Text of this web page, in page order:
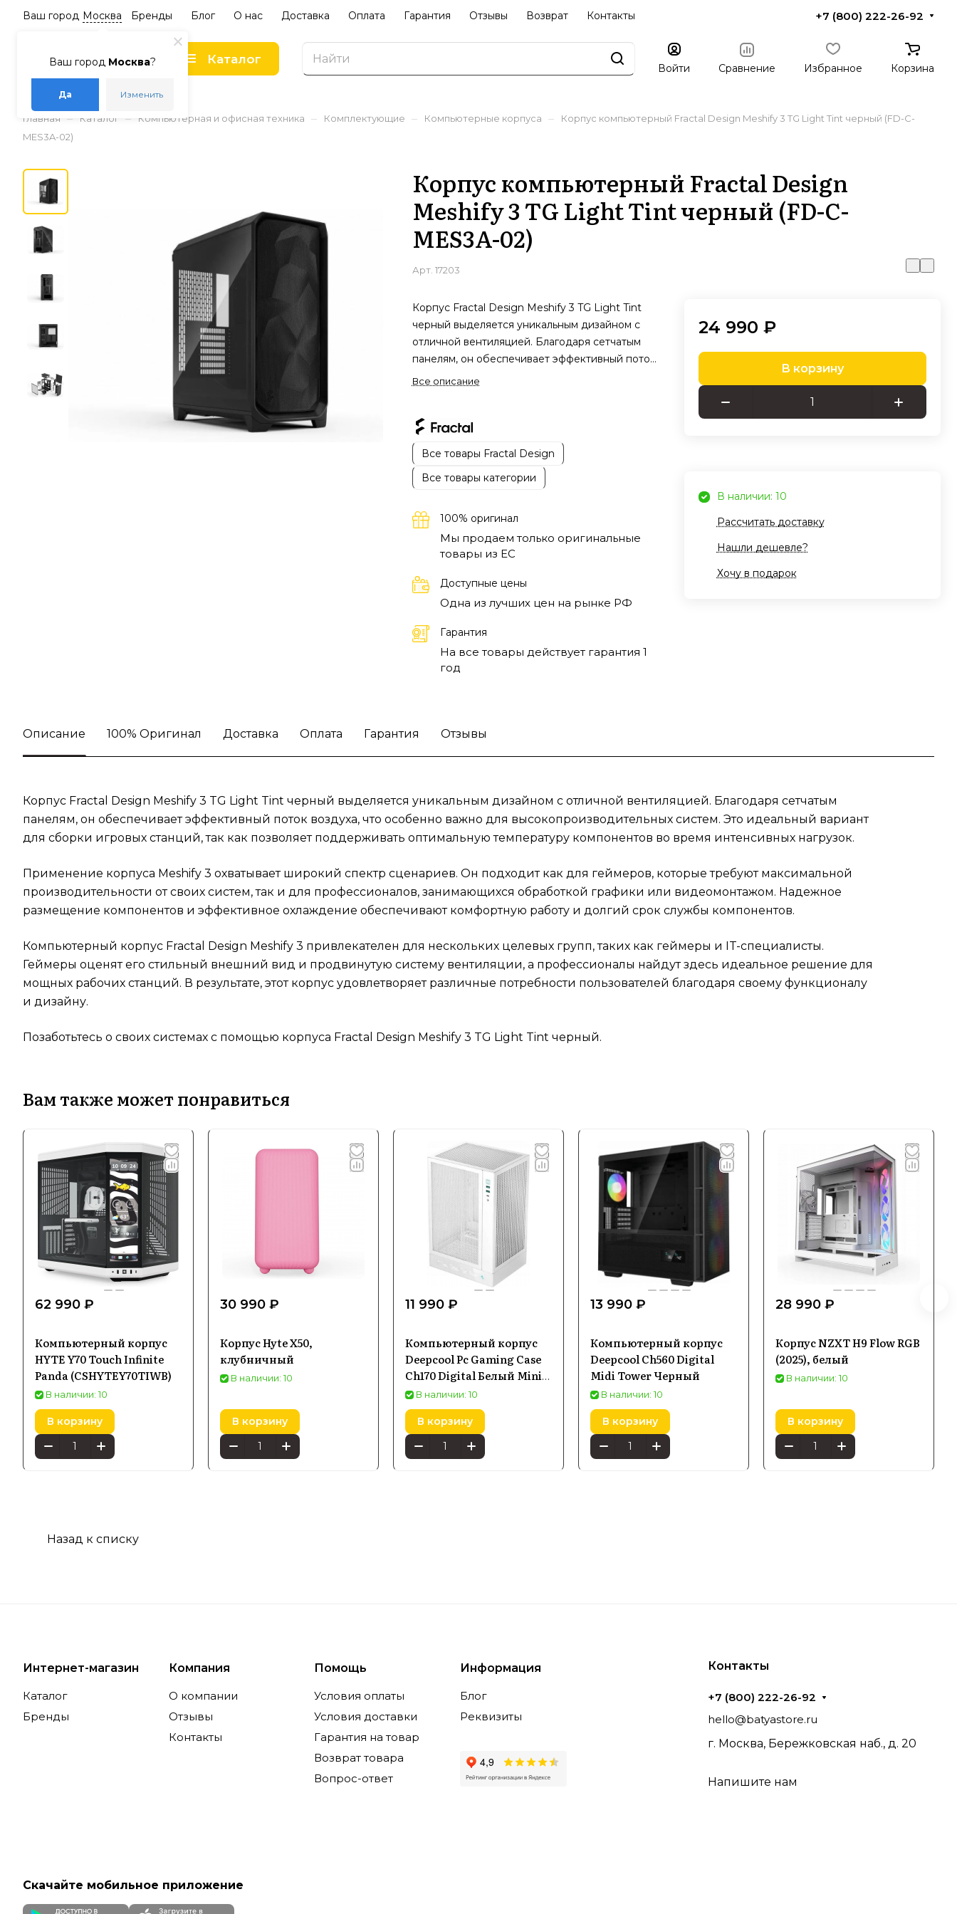
Ваш город Москва?
Да Изменить
Ваш город Москва Бренды Блог О нас Доставка Оплата Гарантия Отзывы Возврат Контакты +7 (800) 222-26-92
Каталог
Войти Сравнение Избранное Корзина
Главная – Каталог – Компьютерная и офисная техника – Комплектующие – Компьютерные корпуса –
Корпус компьютерный Fractal Design Meshify 3 TG Light Tint черный (FD-C-
MES3A-02)
Корпус компьютерный Fractal Design
Meshify 3 TG Light Tint черный (FD-C-
MES3A-02)
Арт. 17203
Корпус Fractal Design Meshify 3 TG Light Tint
черный выделяется уникальным дизайном с
отличной вентиляцией. Благодаря сетчатым
панелям, он обеспечивает эффективный поток
воздуха, что особенно важно для
станций, так как позволяет поддерживать
оптимальную температуру компонентов во
время интенсивных нагрузок.Применение
корпуса Meshify 3 охватывает широкий спектр
которые требуют максимальной
производительности от своих систем, так и для
профессионалов, занимающихся обработкой
графики или видеомонтажом. Надежное
размещение компонентов и эффективное
охлаждение обеспечивают комфортную работу
компонентов.Компьютерный корпус Fractal
Design Meshify 3 привлекателен для
нескольких целевых групп, таких как геймеры и
идеальное решение для мощных рабочих
и дизайну.Позаботьтесь о своих системах с
помощью корпуса Fractal Design Meshify 3 TG
Light Tint черный.
Все описание
Все товары Fractal Design
Все товары категории
100% оригинал
Мы продаем только оригинальные
товары из EC
Доступные цены
Одна из лучших цен на рынке РФ
Гарантия
На все товары действует гарантия 1
год
24 990 ₽
В корзину
В наличии: 10
Рассчитать доставку
Нашли дешевле?
Хочу в подарок
Описание 100% Оригинал Доставка Оплата Гарантия Отзывы
Корпус Fractal Design Meshify 3 TG Light Tint черный выделяется уникальным дизайном с отличной вентиляцией. Благодаря сетчатым
панелям, он обеспечивает эффективный поток воздуха, что особенно важно для высокопроизводительных систем. Это идеальный вариант
для сборки игровых станций, так как позволяет поддерживать оптимальную температуру компонентов во время интенсивных нагрузок.
Применение корпуса Meshify 3 охватывает широкий спектр сценариев. Он подходит как для геймеров, которые требуют максимальной
производительности от своих систем, так и для профессионалов, занимающихся обработкой графики или видеомонтажом. Надежное
размещение компонентов и эффективное охлаждение обеспечивают комфортную работу и долгий срок службы компонентов.
Компьютерный корпус Fractal Design Meshify 3 привлекателен для нескольких целевых групп, таких как геймеры и IT-специалисты.
Геймеры оценят его стильный внешний вид и продвинутую систему вентиляции, а профессионалы найдут здесь идеальное решение для
мощных рабочих станций. В результате, этот корпус удовлетворяет различные потребности пользователей благодаря своему функционалу
и дизайну.
Позаботьтесь о своих системах с помощью корпуса Fractal Design Meshify 3 TG Light Tint черный.
Вам также может понравиться
62 990 ₽
Компьютерный корпус
HYTE Y70 Touch Infinite
Panda (CSHYTEY70TIWB)
В наличии: 10
В корзину
30 990 ₽
Корпус Hyte X50,
клубничный
В наличии: 10
В корзину
11 990 ₽
Компьютерный корпус
Deepcool Pc Gaming Case
Ch170 Digital Белый Mini
ItxВ наличии: 10
В корзину
13 990 ₽
Компьютерный корпус
Deepcool Ch560 Digital
Midi Tower Черный
В наличии: 10
В корзину
28 990 ₽
Корпус NZXT H9 Flow RGB
(2025), белый
В наличии: 10
В корзину
Назад к списку
Интернет-магазин
Каталог
Бренды
Компания
О компании
Отзывы
Контакты
Помощь
Условия оплаты
Условия доставки
Гарантия на товар
Возврат товара
Вопрос-ответ
Информация
Блог
Реквизиты
Контакты
+7 (800) 222-26-92
hello@batyastore.ru
г. Москва, Бережковская наб., д. 20
Напишите нам
Скачайте мобильное приложение